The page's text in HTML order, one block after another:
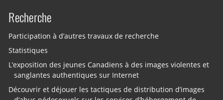
Recherche
Participation à d’autres travaux de recherche
Statistiques
L’exposition des jeunes Canadiens à des images violentes et
sanglantes authentiques sur Internet
Découvrir et déjouer les tactiques de distribution d’images